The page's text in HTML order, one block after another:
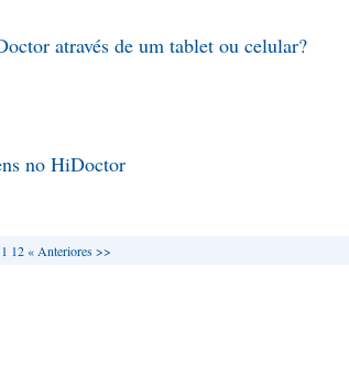
através de um tablet ou celular?
no HiDoctor
12« Anteriores>>